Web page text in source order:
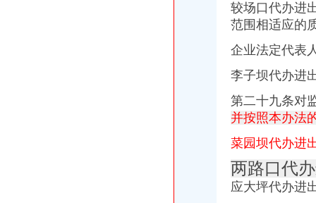
底价办理嘉兴无地址进出口公司注册各类许可证代办-嘉兴58同城
苏州代办进出口,苏州进出口公司办理流程_搜狐财经_搜狐网
代办公司注册、代理记账、进出口许可证、商标注册-福州58同城
德注册进出口贸易公司（外贸公司）代办,德工商注册代办【今日
上海外贸代理公司,上海报关公司,上海进口代理报关公司-上海卓
较场口代办进
范围相适应的
企业法定代表
李子坝代办进
第二十九条对
并按照本办法
菜园坝代办进
两路口代
应大坪代办进